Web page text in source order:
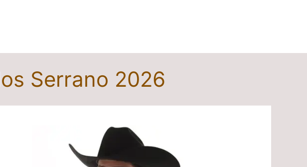
Serrano 2026